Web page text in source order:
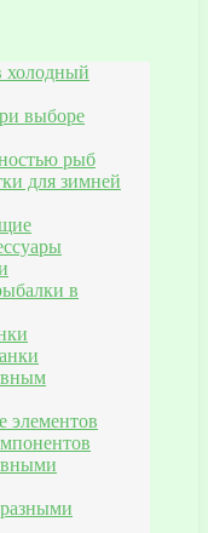
холодный
выборе
рыб
для зимней
в
элементов